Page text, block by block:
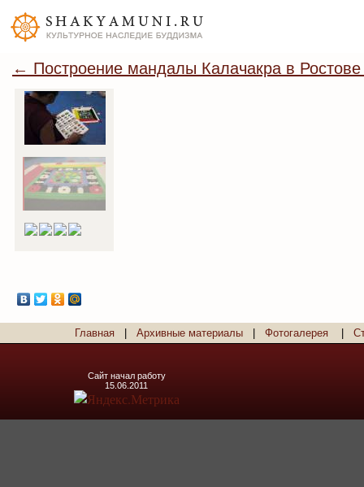
← Построение мандалы Калачакра в Ростове
Главная Архивные материалы Фотогалерея
Сайт начал работу
15.06.2011